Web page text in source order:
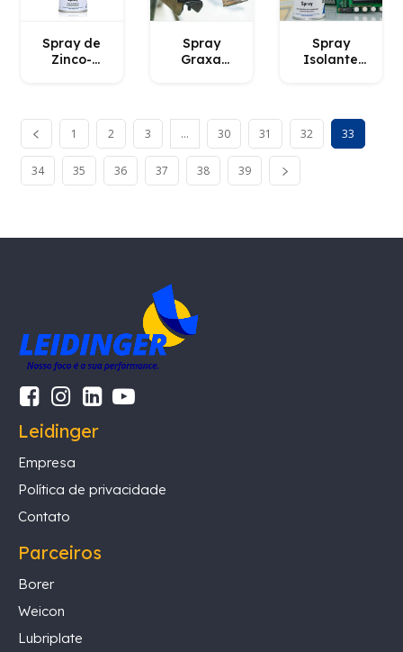
Spray de
Zinco-
Spray
Graxa
Spray
Isolante
1 2 3 … 30 31 32 33
34 35 36 37 38 39
Leidinger
Empresa
Política de privacidade
Contato
Parceiros
Borer
Weicon
Lubriplate